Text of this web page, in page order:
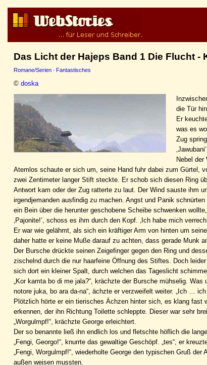
Das Licht der Hajeps Band 1 Die Flucht -
Romane/Serien · Fantastisches
© doska
die Tür
Er
was es
Zug
Nebel der
Atemlos schaute er sich um, seine Hand fuhr dabei zum Gürtel,
zwei Zentimeter langer Stift steckte. Er schob sich diesen Ring
Antwort kam oder der Zug ratterte zu laut. Der Wind sauste ihm
irgendjemanden ausfindig zu machen. Angst und Panik
ein Bein über die herunter geschobene Scheibe schwenken
‚Pajonite!’, schoss es ihm durch den Kopf. ‚Ich habe mich
Er war wie gelähmt, als sich ein kräftiger Arm von hinten um
daher hatte er keine Muße darauf zu achten, dass gerade Munk
Der Bursche drückte seinen Zeigefinger gegen den Ring und
zischelnd durch die nur haarfeine Öffnung des Stiftes. Doch
sich dort ein kleiner Spalt, durch welchen das Tageslicht
„Kor kamta bo di me jala?“, krächzte der Bursche mühselig.
notore juka, bo ara da-na“, ächzte er verzweifelt weiter. „Ich …
Plötzlich hörte er ein tierisches Ächzen hinter sich, es klang fast
erkennen, der ihn Richtung Toilette schleppte. Dieser war sehr
„Worgulmpf!“, krächzte George erleichtert.
Der so benannte ließ ihn endlich los und fletschte höflich die
„Fengi, Georgo!“, knurrte das gewaltige Geschöpf. „tes“, er
„Fengi, Worgulmpf!“, wiederholte George den typischen Gruß
außen weisen mussten.